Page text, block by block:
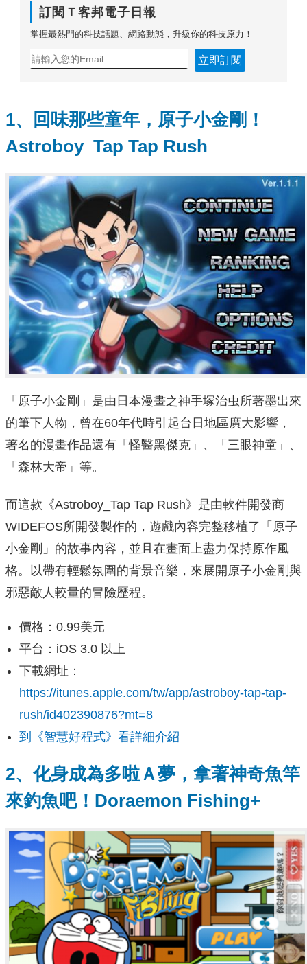
訂閱Ｔ客邦電子日報
掌握最熱門的科技話題、網路動態，升級你的科技原力！
立即訂閱
1、回味那些童年，原子小金剛！
Astroboy_Tap Tap Rush
「原子小金剛」是由日本漫畫之神手塚治虫所著墨出來
的筆下人物，曾在60年代時引起台日地區廣大影響，
著名的漫畫作品還有「怪醫黑傑克」、「三眼神童」、
「森林大帝」等。
而這款《Astroboy_Tap Tap Rush》是由軟件開發商
WIDEFOS所開發製作的，遊戲內容完整移植了「原子
小金剛」的故事內容，並且在畫面上盡力保持原作風
格。以帶有輕鬆氛圍的背景音樂，來展開原子小金剛與
邪惡敵人較量的冒險歷程。
價格：0.99美元
平台：iOS 3.0 以上
下載網址：
https://itunes.apple.com/tw/app/astroboy-tap-tap-
rush/id402390876?mt=8
到《智慧好程式》看詳細介紹
2、化身成為多啦Ａ夢，拿著神奇魚竿
來釣魚吧！Doraemon Fishing+